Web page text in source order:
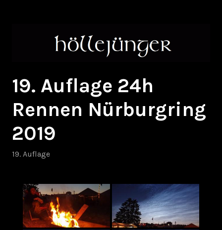
19. Auflage 24h
Rennen Nürburgring
2019
19. Auflage